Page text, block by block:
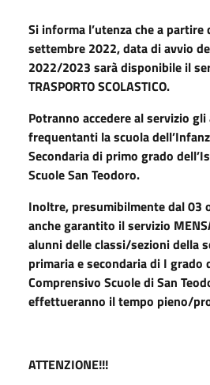
Si informa l’utenza che a partire
settembre 2022, data di avvio
2022/2023 sarà disponibile il
TRASPORTO SCOLASTICO.
Potranno accedere al servizio
frequentanti la scuola
Secondaria di primo grado
Scuole San Teodoro.
Inoltre, presumibilmente dal 03
anche garantito il servizio
alunni delle classi/sezioni della
primaria e secondaria di I grado
Comprensivo Scuole di San
effettueranno il tempo pieno/
ATTENZIONE!!!